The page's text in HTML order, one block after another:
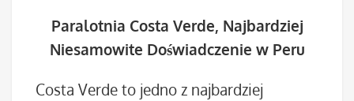
Paralotnia Costa Verde, Najbardziej
Niesamowite Doświadczenie w Peru
Costa Verde to jedno z najbardziej